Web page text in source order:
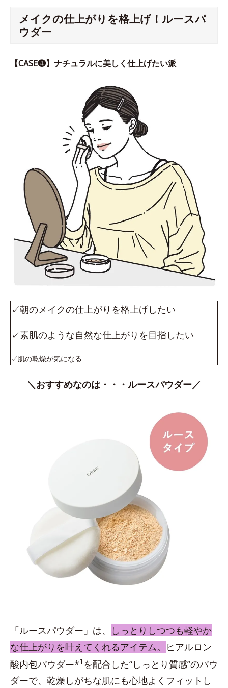
メイクの仕上がりを格上げ！ルースパ
ウダー
【CASE❹】ナチュラルに美しく仕上げたい派
✓朝のメイクの仕上がりを格上げしたい
✓素肌のような自然な仕上がりを目指したい
✓肌の乾燥が気になる
＼おすすめなのは・・・ルースパウダー／
「ルースパウダー」は、
しっとりしつつも軽やか
な仕上がりを叶えてくれるアイテム。
ヒアルロン
酸内包パウダー*1 を配合した“しっとり質感”のパウ
ダーで、乾燥しがちな肌にも心地よくフィットし